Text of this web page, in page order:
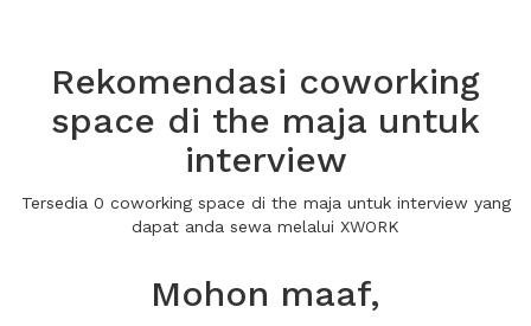
Rekomendasi coworking
space di the maja untuk
interview
Tersedia 0 coworking space di the maja untuk interview yang
dapat anda sewa melalui XWORK
Mohon maaf,